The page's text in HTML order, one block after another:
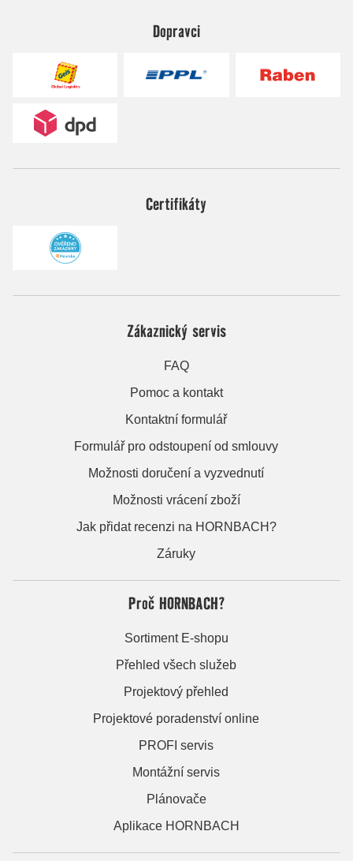
Dopravci
Certifikáty
Zákaznický servis
FAQ
Pomoc a kontakt
Kontaktní formulář
Formulář pro odstoupení od smlouvy
Možnosti doručení a vyzvednutí
Možnosti vrácení zboží
Jak přidat recenzi na HORNBACH?
Záruky
Proč HORNBACH?
Sortiment E-shopu
Přehled všech služeb
Projektový přehled
Projektové poradenství online
PROFI servis
Montážní servis
Plánovače
Aplikace HORNBACH